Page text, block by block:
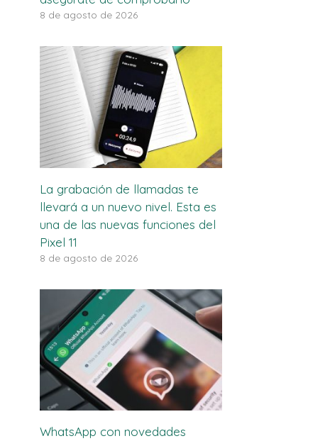
8 de agosto de 2026
La grabación de llamadas te
llevará a un nuevo nivel. Esta es
una de las nuevas funciones del
Pixel 11
8 de agosto de 2026
WhatsApp con novedades